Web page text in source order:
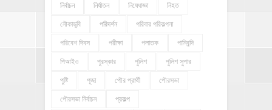
নির্বাচন নির্যাতন নিষেধাজ্ঞা নিহত
নৌকাডুবি পরিদর্শন পরিবার পরিকল্পনা
পরিবেশ দিবস পরীক্ষা পলাতক পানিবন্দি
পিআইও পুরস্কার পুলিশ পুলিশ সুপার
পুষ্টি পূজা পৌর প্রার্থী পৌরসভা
পৌরসভা নির্বাচন প্রকল্প